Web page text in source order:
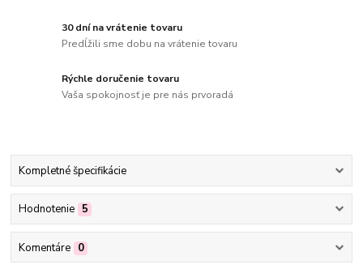
30 dní na vrátenie tovaru
Predĺžili sme dobu na vrátenie tovaru
Rýchle doručenie tovaru
Vaša spokojnosť je pre nás prvoradá
Kompletné špecifikácie
Hodnotenie 5
Komentáre 0